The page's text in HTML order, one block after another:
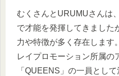
むくさんとURUMUさんは
で才能を発揮してきました
力や特徴が多く存在します
レイプロモーション所属の
「QUEENS」の一員として